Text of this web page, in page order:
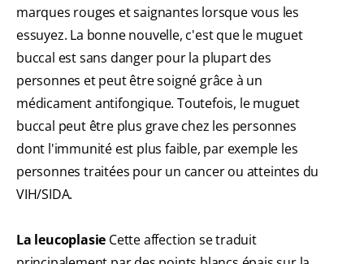
marques rouges et saignantes lorsque vous les
essuyez. La bonne nouvelle, c'est que le muguet
buccal est sans danger pour la plupart des
personnes et peut être soigné grâce à un
médicament antifongique. Toutefois, le muguet
buccal peut être plus grave chez les personnes
dont l'immunité est plus faible, par exemple les
personnes traitées pour un cancer ou atteintes du
VIH/SIDA.
La leucoplasie Cette affection se traduit